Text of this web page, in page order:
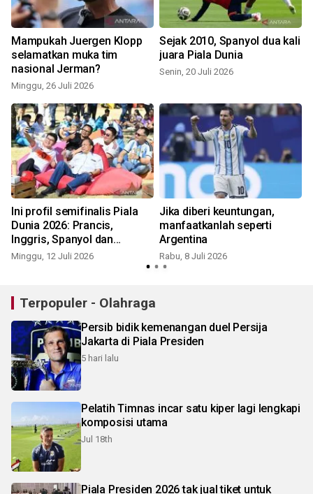
Mampukah Juergen Klopp
selamatkan muka tim
nasional Jerman?
Minggu, 26 Juli 2026
Sejak 2010, Spanyol dua kali
juara Piala Dunia
Senin, 20 Juli 2026
Ini profil semifinalis Piala
Dunia 2026: Prancis,
Inggris, Spanyol dan
Argentina
Minggu, 12 Juli 2026
Jika diberi keuntungan,
manfaatkanlah seperti
Argentina
Rabu, 8 Juli 2026
Terpopuler - Olahraga
Persib bidik kemenangan duel Persija
Jakarta di Piala Presiden
5 hari lalu
Pelatih Timnas incar satu kiper lagi lengkapi
komposisi utama
Jul 18th
Piala Presiden 2026 tak jual tiket untuk